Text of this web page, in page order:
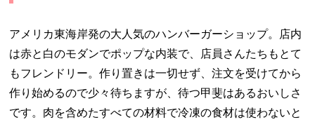
アメリカ東海岸発の大人気のハンバーガーショップ。店内
は赤と白のモダンでポップな内装で、店員さんたちもとて
もフレンドリー。作り置きは一切せず、注文を受けてから
作り始めるので少々待ちますが、待つ甲斐はあるおいしさ
です。肉を含めたすべての材料で冷凍の食材は使わないと